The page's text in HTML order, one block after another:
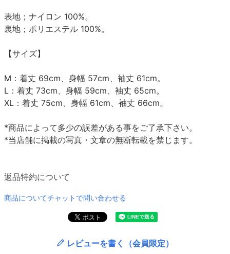
表地；ナイロン 100%。
裏地；ポリエステル 100%。
【サイズ】
M：着丈 69cm、身幅 57cm、袖丈 61cm。
L：着丈 73cm、身幅 59cm、袖丈 65cm。
XL：着丈 75cm、身幅 61cm、袖丈 66cm。
*商品によって多少の誤差がある事をご了承下さい。
*当店舗に掲載の写真・文章の無断転載を禁じます。
返品特約について
商品についてチャットで問い合わせる
レビューを書く（会員限定）